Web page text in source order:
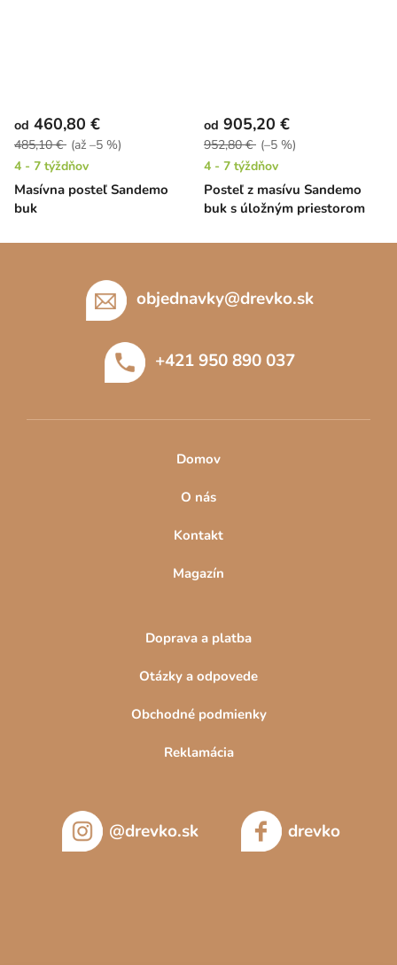
Masívna posteľ Sandemo
buk
od 460,80 €
485,10 € (až –5 %)
4 - 7 týždňov
Posteľ z masívu Sandemo
buk s úložným priestorom
od 905,20 €
952,80 € (–5 %)
4 - 7 týždňov
objednavky@drevko.sk
+421 950 890 037
Domov
O nás
Kontakt
Magazín
Doprava a platba
Otázky a odpovede
Obchodné podmienky
Reklamácia
@drevko.sk drevko